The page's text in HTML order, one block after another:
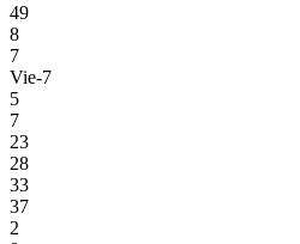
49
8
7
Vie-7
5
7
23
28
33
37
2